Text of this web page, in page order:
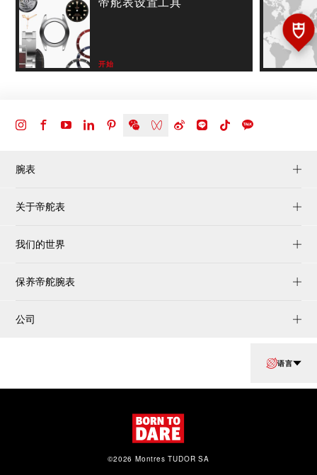
开始
腕表
关于帝舵表
我们的世界
保养帝舵腕表
公司
语言
©2026 Montres TUDOR SA